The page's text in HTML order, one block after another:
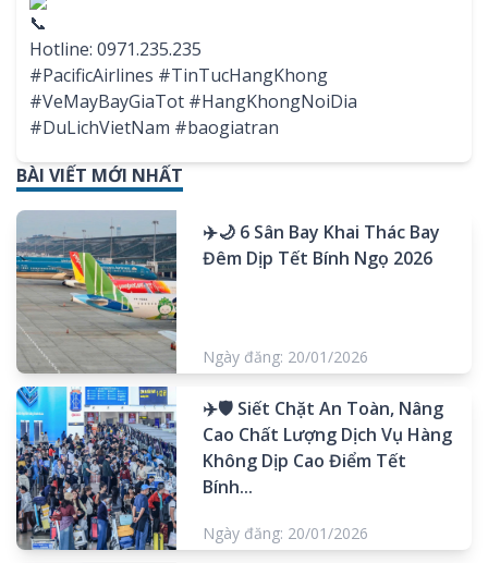
Hotline: 0971.235.235
#PacificAirlines #TinTucHangKhong
#VeMayBayGiaTot #HangKhongNoiDia
#DuLichVietNam #baogiatran
BÀI VIẾT MỚI NHẤT
✈️🌙 6 Sân Bay Khai Thác Bay
Đêm Dịp Tết Bính Ngọ 2026
Ngày đăng: 20/01/2026
✈️🛡️ Siết Chặt An Toàn, Nâng
Cao Chất Lượng Dịch Vụ Hàng
Không Dịp Cao Điểm Tết
Bính...
Ngày đăng: 20/01/2026